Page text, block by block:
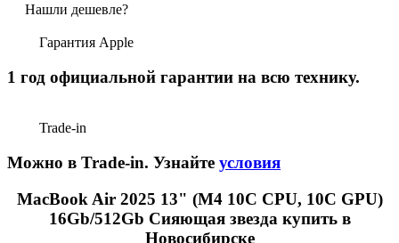
Нашли дешевле?
Гарантия Apple
1 год официальной гарантии на всю технику.
Trade-in
Можно в Trade-in. Узнайте условия
MacBook Air 2025 13" (М4 10C CPU, 10C GPU)
16Gb/512Gb Сияющая звезда купить в
Новосибирске